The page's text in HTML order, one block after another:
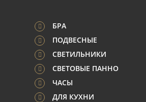
БРА
ПОДВЕСНЫЕ
СВЕТИЛЬНИКИ
СВЕТОВЫЕ ПАННО
ЧАСЫ
ДЛЯ КУХНИ